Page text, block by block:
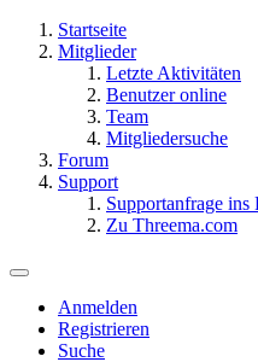
Startseite
Mitglieder
Letzte Aktivitäten
Benutzer online
Team
Mitgliedersuche
Forum
Support
Supportanfrage ins
Zu Threema.com
Anmelden
Registrieren
Suche